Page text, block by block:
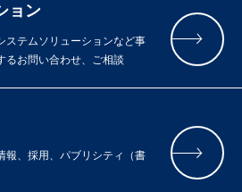
ョン
ステムソリューションなど事
るお問い合わせ、ご相談
報、採用、パブリシティ（書